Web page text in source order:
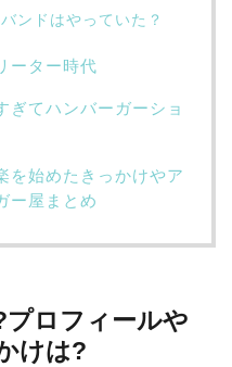
ンドはやっていた？
ーター時代
ぎてハンバーガーショ
を始めたきっかけやア
ー屋まとめ
ロフィールや
けは?